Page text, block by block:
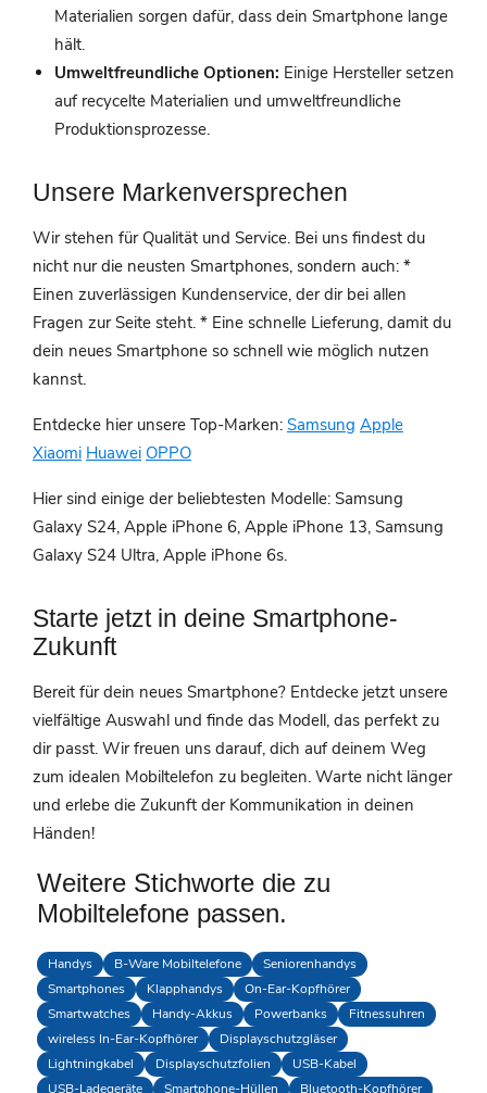
Materialien sorgen dafür, dass dein Smartphone lange
hält.
Umweltfreundliche Optionen: Einige Hersteller setzen
auf recycelte Materialien und umweltfreundliche
Produktionsprozesse.
Unsere Markenversprechen
Wir stehen für Qualität und Service. Bei uns findest du
nicht nur die neusten Smartphones, sondern auch: *
Einen zuverlässigen Kundenservice, der dir bei allen
Fragen zur Seite steht. * Eine schnelle Lieferung, damit du
dein neues Smartphone so schnell wie möglich nutzen
kannst.
Entdecke hier unsere Top-Marken: Samsung Apple
Xiaomi Huawei OPPO
Hier sind einige der beliebtesten Modelle: Samsung
Galaxy S24, Apple iPhone 6, Apple iPhone 13, Samsung
Galaxy S24 Ultra, Apple iPhone 6s.
Starte jetzt in deine Smartphone-
Zukunft
Bereit für dein neues Smartphone? Entdecke jetzt unsere
vielfältige Auswahl und finde das Modell, das perfekt zu
dir passt. Wir freuen uns darauf, dich auf deinem Weg
zum idealen Mobiltelefon zu begleiten. Warte nicht länger
und erlebe die Zukunft der Kommunikation in deinen
Händen!
Weitere Stichworte die zu
Mobiltelefone passen.
Handys B-Ware Mobiltelefone
Seniorenhandys
Smartphones
Klapphandys
On-Ear-Kopfhörer
Smartwatches
Handy-Akkus Powerbanks
Fitnessuhren
wireless In-Ear-Kopfhörer
Displayschutzgläser
Lightningkabel
Displayschutzfolien
USB-Kabel
USB-Ladegeräte
Smartphone-Hüllen
Bluetooth-Kopfhörer